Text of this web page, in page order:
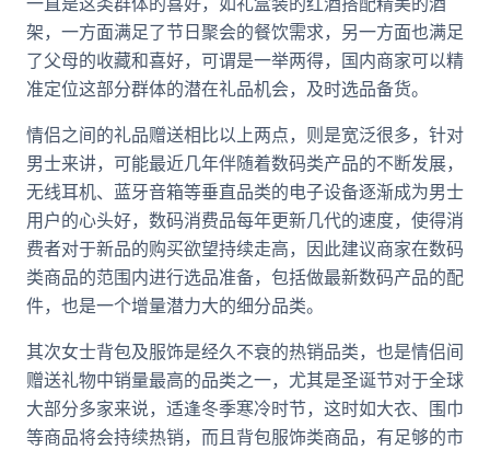
架，一方面满足了节日聚会的餐饮需求，另一方面也满足
了父母的收藏和喜好，可谓是一举两得，国内商家可以精
准定位这部分群体的潜在礼品机会，及时选品备货。
情侣之间的礼品赠送相比以上两点，则是宽泛很多，针对
男士来讲，可能最近几年伴随着数码类产品的不断发展，
无线耳机、蓝牙音箱等垂直品类的电子设备逐渐成为男士
用户的心头好，数码消费品每年更新几代的速度，使得消
费者对于新品的购买欲望持续走高，因此建议商家在数码
类商品的范围内进行选品准备，包括做最新数码产品的配
件，也是一个增量潜力大的细分品类。
其次女士背包及服饰是经久不衰的热销品类，也是情侣间
赠送礼物中销量最高的品类之一，尤其是圣诞节对于全球
大部分多家来说，适逢冬季寒冷时节，这时如大衣、围巾
等商品将会持续热销，而且背包服饰类商品，有足够的市